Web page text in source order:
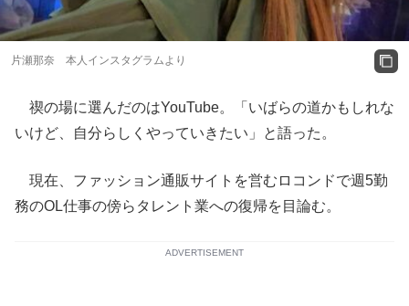
片瀬那奈 本人インスタグラムより
禊の場に選んだのはYouTube。「いばらの道かもしれな
いけど、自分らしくやっていきたい」と語った。
現在、ファッション通販サイトを営むロコンドで週5勤
務のOL仕事の傍らタレント業への復帰を目論む。
ADVERTISEMENT